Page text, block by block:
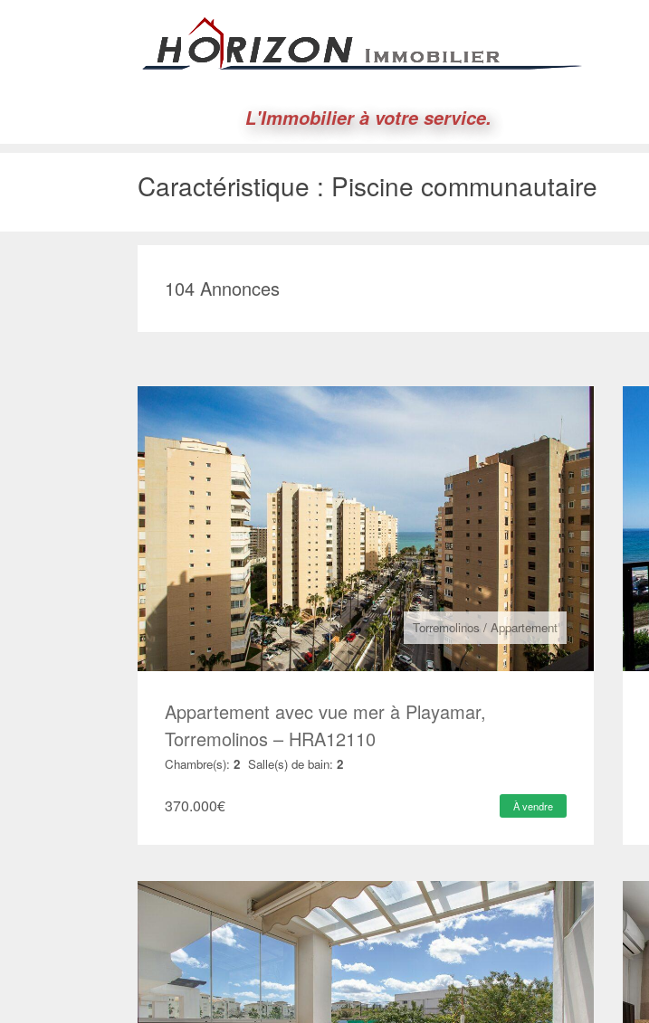
L'Immobilier à votre service.
Caractéristique : Piscine communautaire
104 Annonces
Torremolinos / Appartement
Appartement avec vue mer à Playamar,
Torremolinos – HRA12110
Chambre(s): 2 Salle(s) de bain: 2
370.000€ À vendre